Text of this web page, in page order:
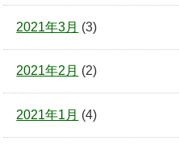
2021年3月 (3)
2021年2月 (2)
2021年1月 (4)